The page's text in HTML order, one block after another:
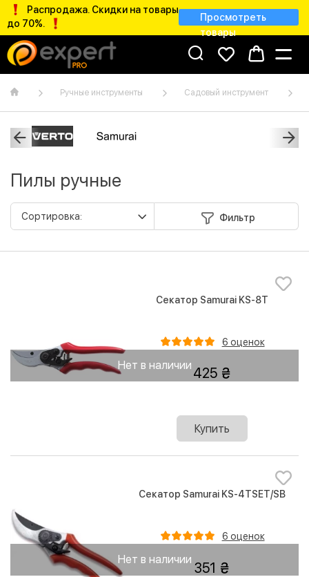
Распродажа. Скидки на товары
до 70%.
Просмотреть
товары
Ручные инструменты Садовый инструмент
Пилы ручные
Фильтр
Нет в наличии
Секатор Samurai KS-8T
6 оценок
425
Купить
Нет в наличии
Секатор Samurai KS-4TSET/SB
6 оценок
351